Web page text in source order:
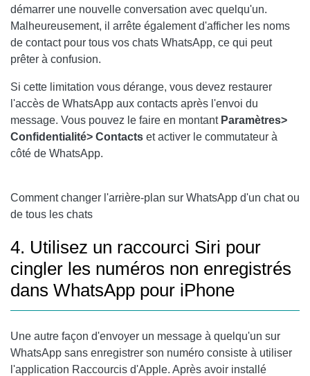
démarrer une nouvelle conversation avec quelqu'un.
Malheureusement, il arrête également d'afficher les noms
de contact pour tous vos chats WhatsApp, ce qui peut
prêter à confusion.
Si cette limitation vous dérange, vous devez restaurer
l'accès de WhatsApp aux contacts après l'envoi du
message. Vous pouvez le faire en montant Paramètres>
Confidentialité> Contacts et activer le commutateur à
côté de WhatsApp.
Comment changer l'arrière-plan sur WhatsApp d'un chat ou
de tous les chats
4. Utilisez un raccourci Siri pour
cingler les numéros non enregistrés
dans WhatsApp pour iPhone
Une autre façon d'envoyer un message à quelqu'un sur
WhatsApp sans enregistrer son numéro consiste à utiliser
l'application Raccourcis d'Apple. Après avoir installé